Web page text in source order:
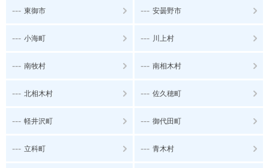
--- 東御市 --- 安曇野市
--- 小海町 --- 川上村
--- 南牧村 --- 南相木村
--- 北相木村 --- 佐久穂町
--- 軽井沢町 --- 御代田町
--- 立科町 --- 青木村